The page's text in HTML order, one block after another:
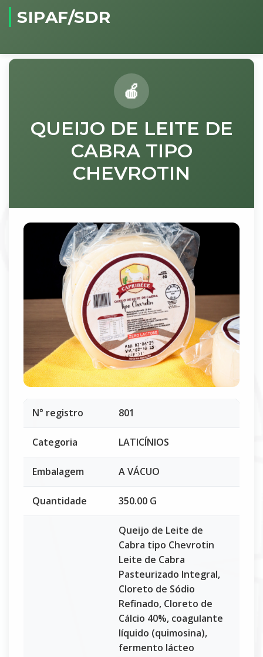
SIPAF/SDR
QUEIJO DE LEITE DE
CABRA TIPO
CHEVROTIN
N° registro 801
Categoria LATICÍNIOS
Embalagem A VÁCUO
Quantidade 350.00 G
Queijo de Leite de
Cabra tipo Chevrotin
Leite de Cabra
Pasteurizado Integral,
Cloreto de Sódio
Refinado, Cloreto de
Cálcio 40%, coagulante
líquido (quimosina),
fermento lácteo